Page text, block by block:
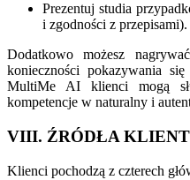
Prezentuj studia
i zgodności z przepisami).
Dodatkowo możesz
konieczności pokazywania
MultiMe AI klienci mogą
kompetencje w naturalny i
VIII. ŹRÓDŁA
Klienci pochodzą z czterech